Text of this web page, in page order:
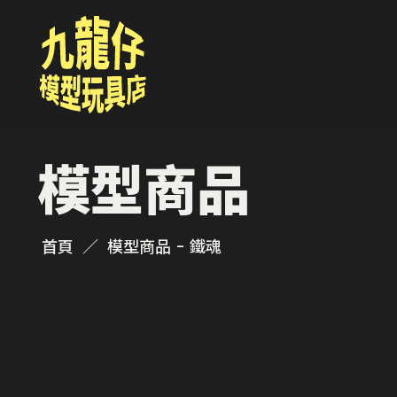
模型商品
首頁 模型商品 - 鐵魂